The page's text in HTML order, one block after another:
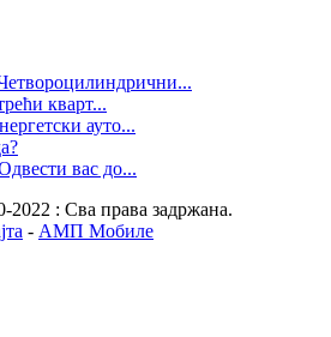
кварт...
ауто...
вас до...
2022 : Сва права задржана.
- АМП Мобиле